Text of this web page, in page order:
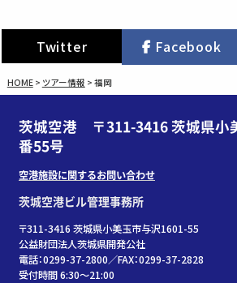
Twitter Facebook
HOME> ツアー情報 > 福岡
茨城空港 〒311-3416 茨城県小
番55号
空港施設に関するお問い合わせ
茨城空港ビル管理事務所
〒311-3416 茨城県小美玉市与沢1601-55
公益財団法人茨城県開発公社
電話：0299-37-2800／FAX：0299-37-2828
受付時間 6:30〜21:00